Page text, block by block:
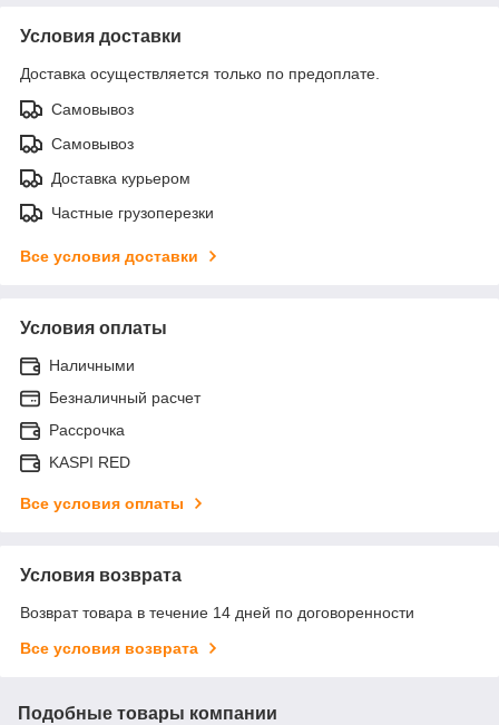
Условия доставки
Доставка осуществляется только по предоплате.
Самовывоз
Самовывоз
Доставка курьером
Частные грузоперезки
Все условия доставки
Условия оплаты
Наличными
Безналичный расчет
Рассрочка
KASPI RED
Все условия оплаты
Условия возврата
Возврат товара в течение 14 дней по договоренности
Все условия возврата
Подобные товары компании